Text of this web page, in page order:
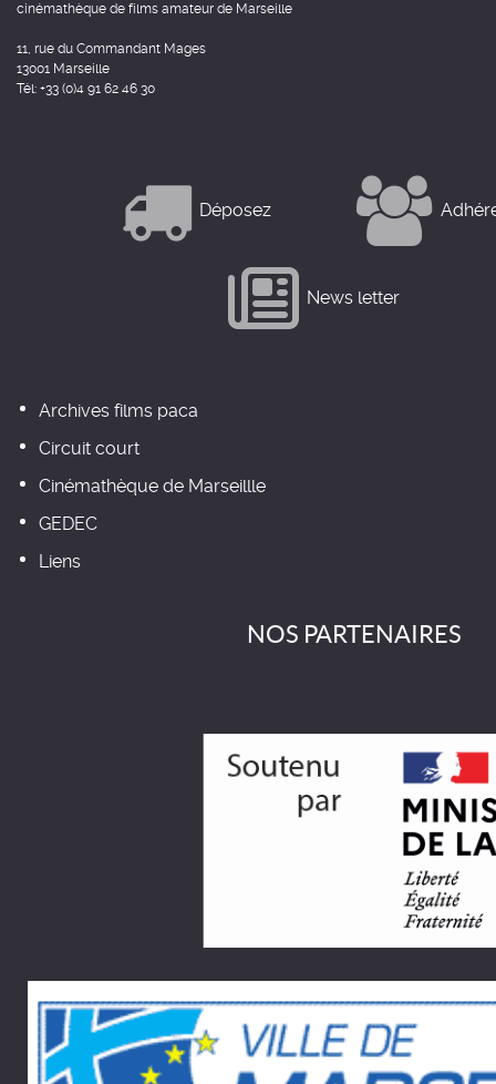
cinémathèque de films amateur de Marseille
11, rue du Commandant Mages
13001 Marseille
Tél: +33 (0)4 91 62 46 30
Déposez
News letter
Archives films paca
Circuit court
Cinémathèque de Marseillle
GEDEC
Liens
NOS PARTENAIRES